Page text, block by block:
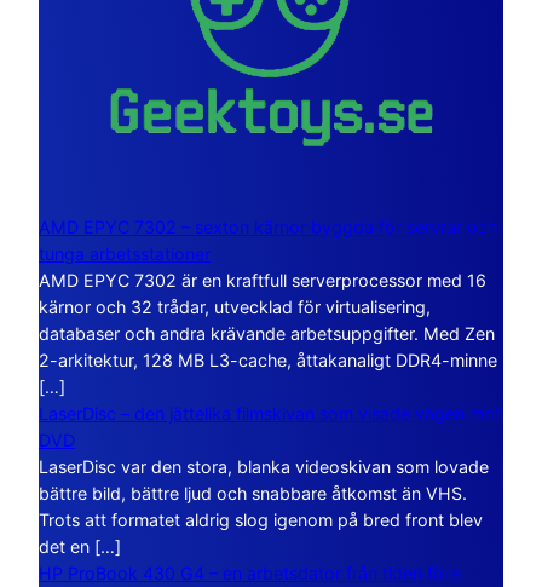
AMD EPYC 7302 – sexton kärnor byggda för servrar och
tunga arbetsstationer
AMD EPYC 7302 är en kraftfull serverprocessor med 16
kärnor och 32 trådar, utvecklad för virtualisering,
databaser och andra krävande arbetsuppgifter. Med Zen
2-arkitektur, 128 MB L3-cache, åttakanaligt DDR4-minne
[…]
LaserDisc – den jättelika filmskivan som visade vägen mot
DVD
LaserDisc var den stora, blanka videoskivan som lovade
bättre bild, bättre ljud och snabbare åtkomst än VHS.
Trots att formatet aldrig slog igenom på bred front blev
det en […]
HP ProBook 430 G4 – en arbetsdator från tiden före